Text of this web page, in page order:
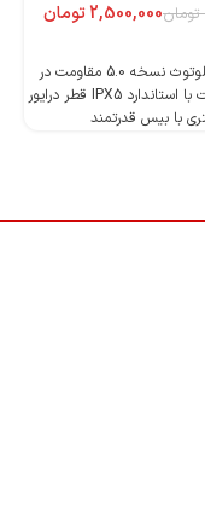
تومان2,500,000تومان
مجهز به بلوتوث نسخه 5.0 مقاومت در
برابر رطوبت با استاندارد IPX5 قطر درایور